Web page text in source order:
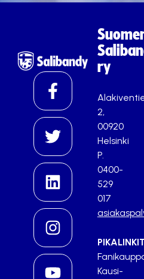
ry
2,
00920
Helsinki
P.
0400-
529
017
Kausi-